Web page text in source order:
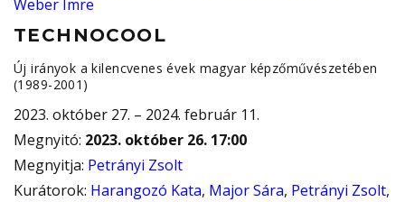
Weber Imre
TECHNOCOOL
Új irányok a kilencvenes évek magyar képzőművészetében
(1989-2001)
2023. október 27. – 2024. február 11.
Megnyitó: 2023. október 26. 17:00
Megnyitja: Petrányi Zsolt
Kurátorok: Harangozó Kata, Major Sára, Petrányi Zsolt,